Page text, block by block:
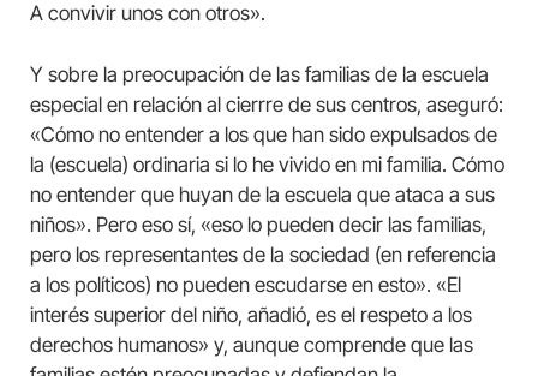
A convivir unos con otros».
Y sobre la preocupación de las familias de la escuela
especial en relación al cierrre de sus centros, aseguró:
«Cómo no entender a los que han sido expulsados de
la (escuela) ordinaria si lo he vivido en mi familia. Cómo
no entender que huyan de la escuela que ataca a sus
niños». Pero eso sí, «eso lo pueden decir las familias,
pero los representantes de la sociedad (en referencia
a los políticos) no pueden escudarse en esto». «El
interés superior del niño, añadió, es el respeto a los
derechos humanos» y, aunque comprende que las